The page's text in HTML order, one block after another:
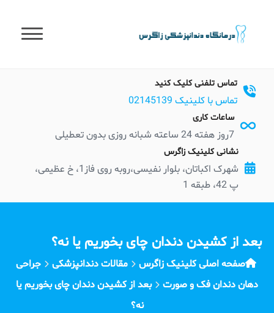
content
تماس تلفنی کلیک کنید
تماس با کلینیک 02145139
ساعات کاری
7روز هفته 24 ساعته شبانه روزی بدون تعطیلی
نشانی کلینیک زاگرس
شهرک اکباتان، بلوار نفیسی،روبه روی فاز1، خ عظیمی،
پ 42، طبقه 1
بعد از کشیدن دندان چای بخوریم یا نه؟
صفحه اصلی کلینیک زاگرس مقالات دندانپزشکی
جراحی
دهان دندان فک و صورت
بعد از کشیدن دندان چای بخوریم یا
نه؟